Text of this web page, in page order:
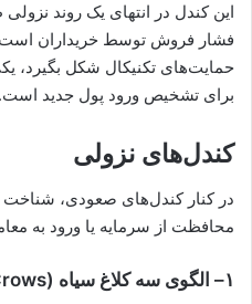
این کندل در انتهای یک روند
فشار فروش توسط خریداران است.
حمایت‌های تکنیکال شکل بگیرد،
برای تشخیص ورود پول جدید است.
کندل‌های نزولی
در کنار کندل‌های صعودی، شناخت
محافظت از سرمایه یا ورود به
۱– الگوی سه کلاغ سیاه (Three Black Crows)